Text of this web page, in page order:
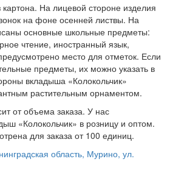
На лицевой стороне изделия
на фоне осенней листвы. На
основные школьные предметы:
чтение, иностранный язык,
место для отметок. Если
предметы, их можно указать в
вкладыша «Колокольчик»
растительным орнаментом.
от объема заказа. У нас
«Колокольчик» в розницу и оптом.
для заказа от 100 единиц.
область, Мурино, ул.